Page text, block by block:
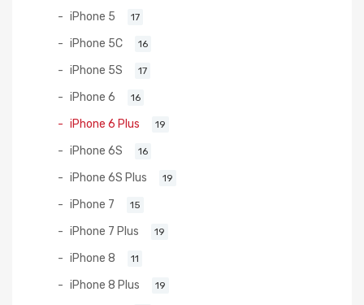
iPhone 5 17
iPhone 5C 16
iPhone 5S 17
iPhone 6 16
iPhone 6 Plus 19
iPhone 6S 16
iPhone 6S Plus 19
iPhone 7 15
iPhone 7 Plus 19
iPhone 8 11
iPhone 8 Plus 19